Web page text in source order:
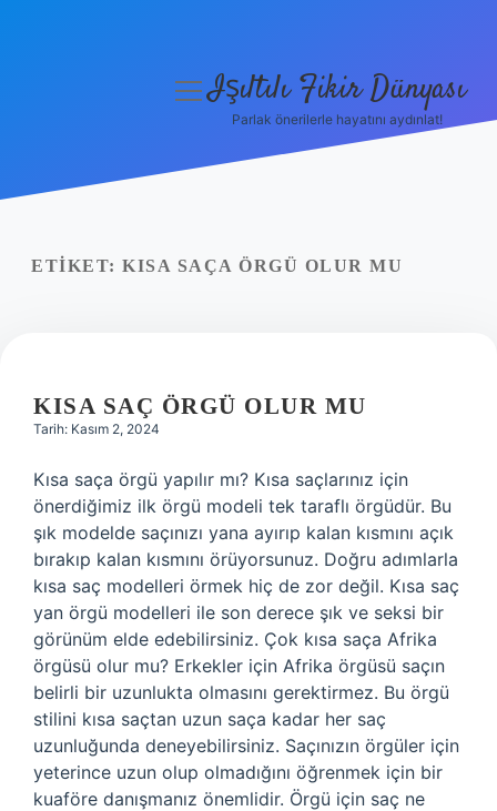
Yasal Uyarı
menüyüIşıltılı Fikir Dünyası
Parlak önerilerle hayatını aydınlat!
ETIKET: KISA SAÇA ÖRGÜ OLUR MU
KISA SAÇ ÖRGÜ OLUR MU
Tarih: Kasım 2, 2024
Kısa saça örgü yapılır mı? Kısa saçlarınız için
önerdiğimiz ilk örgü modeli tek taraflı örgüdür. Bu
şık modelde saçınızı yana ayırıp kalan kısmını açık
bırakıp kalan kısmını örüyorsunuz. Doğru adımlarla
kısa saç modelleri örmek hiç de zor değil. Kısa saç
yan örgü modelleri ile son derece şık ve seksi bir
görünüm elde edebilirsiniz. Çok kısa saça Afrika
örgüsü olur mu? Erkekler için Afrika örgüsü saçın
belirli bir uzunlukta olmasını gerektirmez. Bu örgü
stilini kısa saçtan uzun saça kadar her saç
uzunluğunda deneyebilirsiniz. Saçınızın örgüler için
yeterince uzun olup olmadığını öğrenmek için bir
kuaföre danışmanız önemlidir. Örgü için saç ne